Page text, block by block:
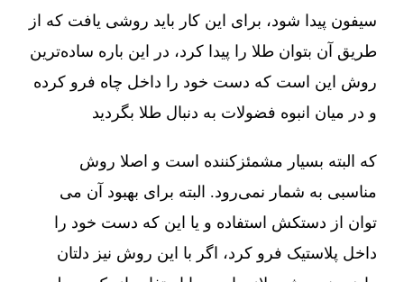
سیفون پیدا شود، برای این کار باید روشی یافت که از
طریق آن بتوان طلا را پیدا کرد، در این باره ساده‌ترین
روش این است که دست خود را داخل چاه فرو کرده
و در میان انبوه فضولات به دنبال طلا بگردید
که البته بسیار مشمئزکننده است و اصلا روش
مناسبی به شمار نمی‌رود. البته برای بهبود آن می
توان از دستکش استفاده و یا این که دست خود را
داخل پلاستیک فرو کرد، اگر با این روش نیز دلتان